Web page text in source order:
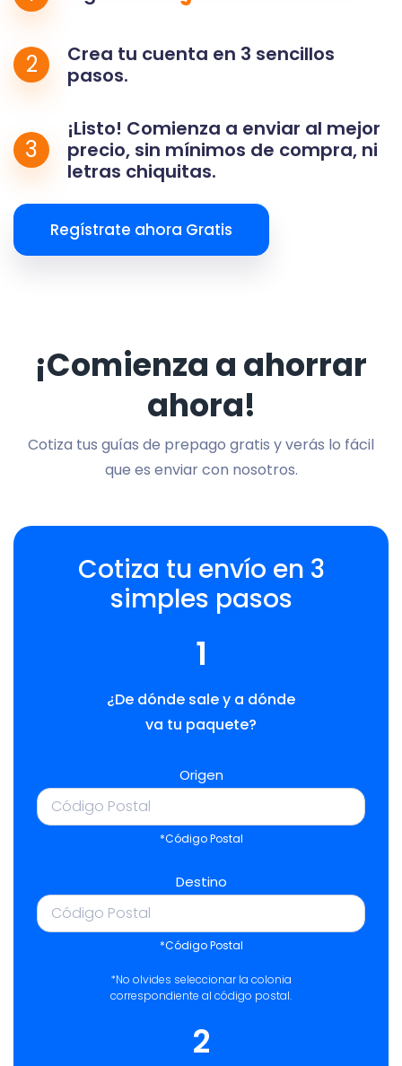
2
Crea tu cuenta en 3 sencillos
pasos.
3
¡Listo! Comienza a enviar al mejor
precio, sin mínimos de compra, ni
letras chiquitas.
Regístrate ahora Gratis
¡Comienza a ahorrar
ahora!
Cotiza tus guías de prepago gratis y verás lo fácil
que es enviar con nosotros.
Cotiza tu envío en 3
simples pasos
1
¿De dónde sale y a dónde
va tu paquete?
Origen
*Código Postal
Destino
*Código Postal
*No olvides seleccionar la colonia
correspondiente al código postal.
2